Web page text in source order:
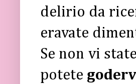
delirio da
eravate
Se non vi
potete